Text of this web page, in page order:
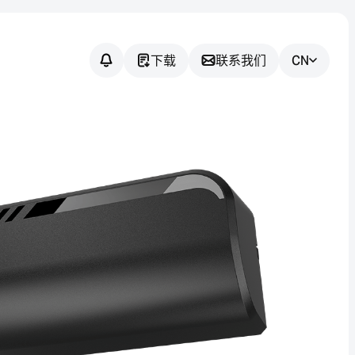
下载 联系我们 CN
我们将协助您为您的应用找到合
适的传感器解决方案。